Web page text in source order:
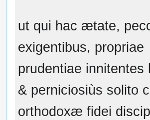
ut qui hac ætate,
exigentibus, propriae
prudentiae innitentes
& perniciosiùs solito
orthodoxæ fidei